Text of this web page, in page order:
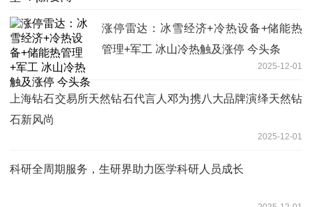
涨停雷达：冰雪经济+冷热设备+储能热
管理+军工 冰山冷热触及涨停 今头条
2025-12-01
上海钻石交易所天然钻石代言人邓为携八大品牌演绎天然钻
石新风尚
2025-12-01
科研全周期服务，生研界助力医学科研人员成长